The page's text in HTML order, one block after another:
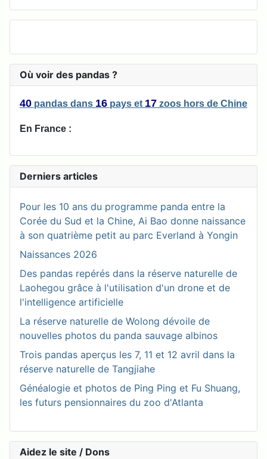
Où voir des pandas ?
40 pandas dans 16 pays et 17 zoos hors de Chine
En France :
Derniers articles
Pour les 10 ans du programme panda entre la
Corée du Sud et la Chine, Ai Bao donne naissance
à son quatrième petit au parc Everland à Yongin
Naissances 2026
Des pandas repérés dans la réserve naturelle de
Laohegou grâce à l'utilisation d'un drone et de
l'intelligence artificielle
La réserve naturelle de Wolong dévoile de
nouvelles photos du panda sauvage albinos
Trois pandas aperçus les 7, 11 et 12 avril dans la
réserve naturelle de Tangjiahe
Généalogie et photos de Ping Ping et Fu Shuang,
les futurs pensionnaires du zoo d'Atlanta
Aidez le site / Dons